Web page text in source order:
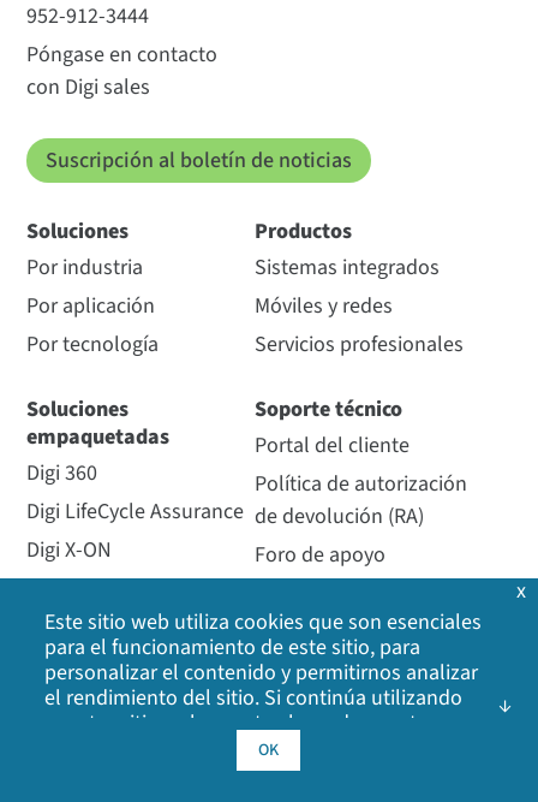
952-912-3444
Póngase en contacto
con Digi sales
Suscripción al boletín de noticias
Soluciones
Por industria
Por aplicación
Por tecnología
Soluciones
empaquetadas
Digi 360
Digi LifeCycle Assurance
Digi X-ON
Servicios gestionados
Opengear
Partícula
Productos
Sistemas integrados
Móviles y redes
Servicios profesionales
Soporte técnico
Portal del cliente
Política de autorización
de devolución (RA)
Foro de apoyo
Servicios de apoyo
Registro de la garantía
Este sitio web utiliza cookies que son esenciales
para el funcionamiento de este sitio, para
personalizar el contenido y permitirnos analizar
el rendimiento del sitio. Si continúa utilizando
nuestro sitio web, acepta el uso de nuestras
cookies. Haga clic en Aceptar para indicar que
política de cookies
OK
x